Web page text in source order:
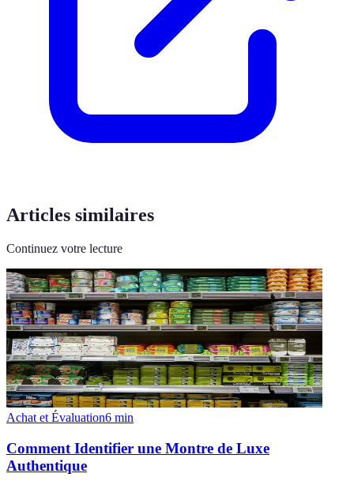
Articles similaires
Continuez votre lecture
Achat et Évaluation6 min
Comment Identifier une Montre de Luxe
Authentique